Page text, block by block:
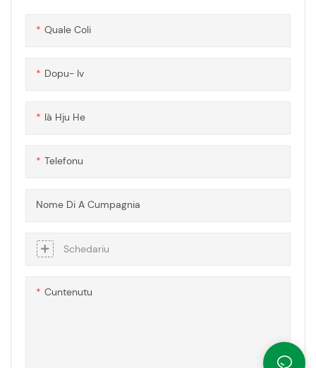
Quale Coli
Dopu- Iv
Ià Hju He
Telefonu
Nome Di A Cumpagnia
Schedariu
Cuntenutu